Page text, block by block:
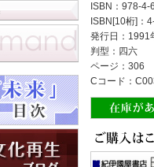
ISBN：978-
ISBN[10桁]：
発行日：1991
判型：四六
ページ：306
Cコード：